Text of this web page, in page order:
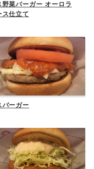
野菜バーガー オーロラ
ス仕立て
バーガー